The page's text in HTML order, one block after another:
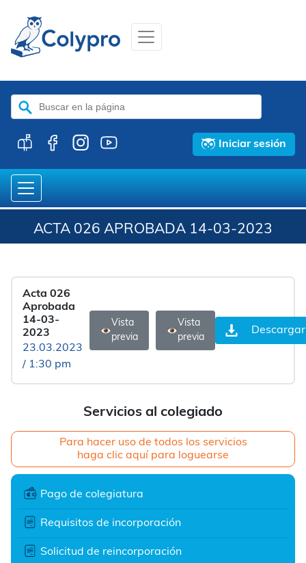
Buscar:
Iniciar sesión
ACTA 026 APROBADA 14-03-2023
Servicios al colegiado
Para hacer uso de todos los servicios
haga clic aquí para loguearse
Pago de colegiatura
Requisitos de incorporación
Solicitud de reincorporación
Acta 026
Aprobada
14-03-
2023
23.03.2023
/ 1:30 pm
Vista
previa
Vista
previa
Descargar